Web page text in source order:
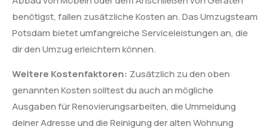
benötigst, fallen zusätzliche Kosten an. Das Umzugsteam
Potsdam bietet umfangreiche Serviceleistungen an, die
dir den Umzug erleichtern können.
Weitere Kostenfaktoren: Zusätzlich zu den oben
genannten Kosten solltest du auch an mögliche
Ausgaben für Renovierungsarbeiten, die Ummeldung
deiner Adresse und die Reinigung der alten Wohnung